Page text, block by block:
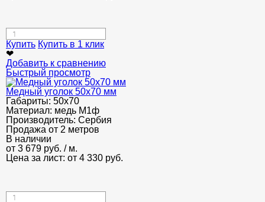
Купить Купить в 1 клик
❤
Добавить к сравнению
Быстрый просмотр
Медный уголок 50х70 мм
Габариты: 50х70
Материал: медь М1ф
Производитель: Сербия
Продажа от 2 метров
В наличии
от 3 679 руб. / м.
Цена за лист: от 4 330 руб.